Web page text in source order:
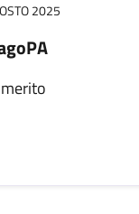
2025